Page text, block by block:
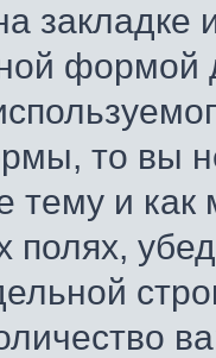
формой
то вы
тему и
полях,